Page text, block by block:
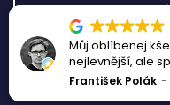
Odmítnout
Copyright 2026
Upravit
Můj oblíbenej
nejlevnější, ale
nejedl ani v
František Polák